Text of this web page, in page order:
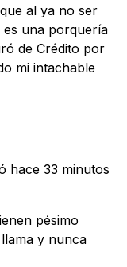
al ya no ser
una porquería
de Crédito por
mi intachable
hace 33 minutos
pésimo
y nunca